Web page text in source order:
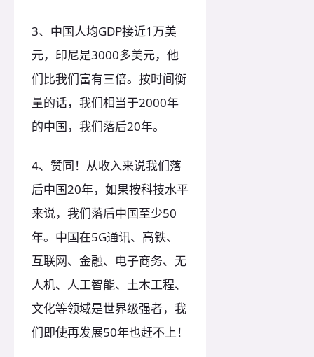
3、中国人均GDP接近1万美
元，印尼是3000多美元，他
们比我们富有三倍。按时间衡
量的话，我们相当于2000年
的中国，我们落后20年。
4、赞同！从收入来说我们落
后中国20年，如果按科技水平
来说，我们落后中国至少50
年。中国在5G通讯、高铁、
互联网、金融、电子商务、无
人机、人工智能、土木工程、
文化等领域是世界级强者，我
们即使再发展50年也赶不上！